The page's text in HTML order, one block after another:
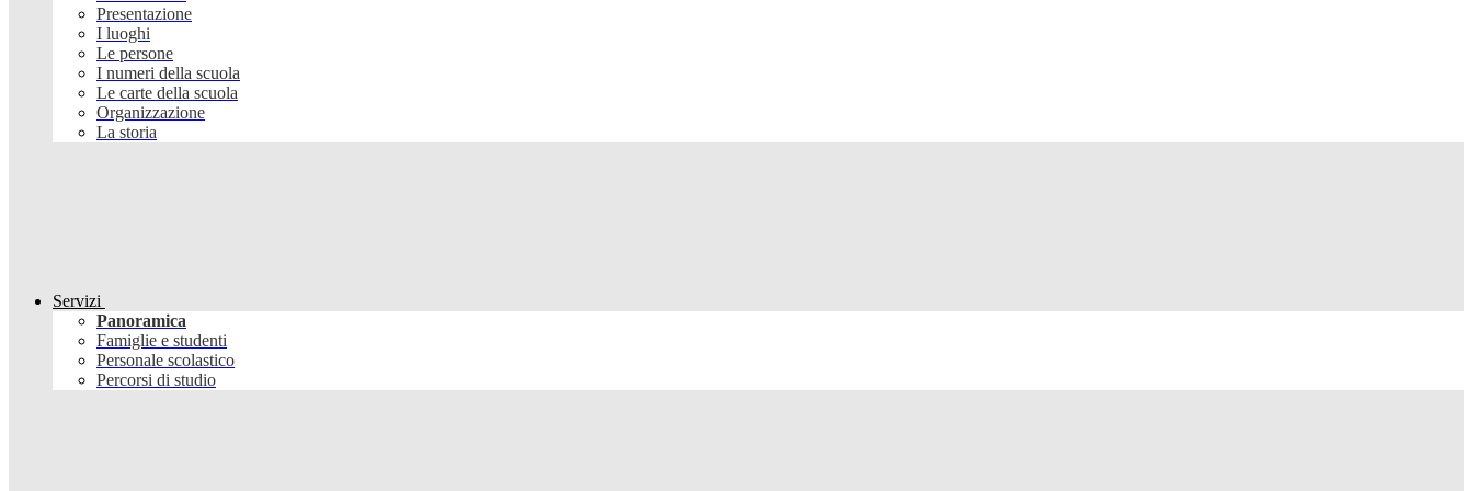
Presentazione
I luoghi
Le persone
I numeri della scuola
Le carte della scuola
Organizzazione
La storia
Servizi
Panoramica
Famiglie e studenti
Personale scolastico
Percorsi di studio